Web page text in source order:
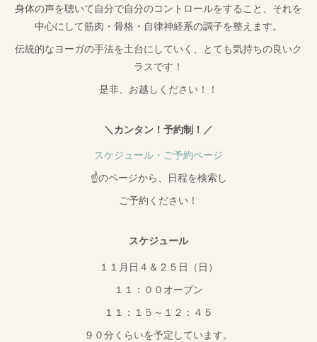
身体の声を聴いて自分で自分のコントロールをすること、それを
中心にして筋肉・骨格・自律神経系の調子を整えます。
伝統的なヨーガの手法を土台にしていく、とても気持ちの良いク
ラスです！
是非、お越しください！！
＼カンタン！予約制！／
スケジュール・ご予約ページ
☝のページから、日程を検索し
ご予約ください！
スケジュール
１１月日４＆２５日（日）
１１：００オープン
１１：１５～１２：４５
９０分くらいを予定しています。